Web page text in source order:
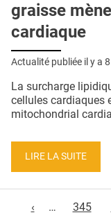
graisse
cardiaque
Actualité publiée il y a
La surcharge
cellules cardiaques
mitochondrial
LIRE LA SUITE
‹
… 345